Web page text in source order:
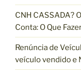
CNH CASSADA?
Conta: O Que
Renúncia de
veículo vendido e